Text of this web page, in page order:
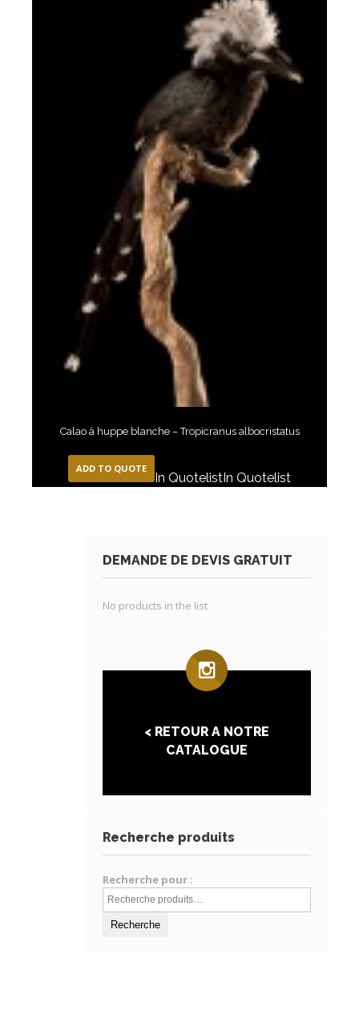
Calao à huppe blanche – Tropicranus albocristatus
ADD TO QUOTE
In Quotelist In Quotelist
DEMANDE DE DEVIS GRATUIT
No products in the list
< RETOUR A NOTRE
CATALOGUE
Recherche produits
Recherche pour :